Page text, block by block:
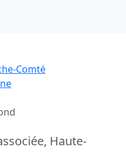
Comté
Haute-